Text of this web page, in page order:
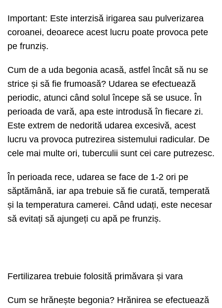
Important: Este interzisă irigarea sau pulverizarea
coroanei, deoarece acest lucru poate provoca pete
pe frunziș.
Cum de a uda begonia acasă, astfel încât să nu se
strice și să fie frumoasă? Udarea se efectuează
periodic, atunci când solul începe să se usuce. În
perioada de vară, apa este introdusă în fiecare zi.
Este extrem de nedorită udarea excesivă, acest
lucru va provoca putrezirea sistemului radicular. De
cele mai multe ori, tuberculii sunt cei care putrezesc.
În perioada rece, udarea se face de 1-2 ori pe
săptămână, iar apa trebuie să fie curată, temperată
și la temperatura camerei. Când udați, este necesar
să evitați să ajungeți cu apă pe frunziș.
Fertilizarea trebuie folosită primăvara și vara
Cum se hrănește begonia? Hrănirea se efectuează